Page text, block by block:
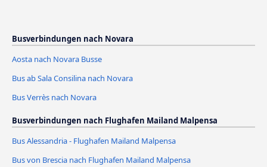
Busverbindungen nach Novara
Aosta nach Novara Busse
Bus ab Sala Consilina nach Novara
Bus Verrès nach Novara
Busverbindungen nach Flughafen Mailand Malpensa
Bus Alessandria - Flughafen Mailand Malpensa
Bus von Brescia nach Flughafen Mailand Malpensa